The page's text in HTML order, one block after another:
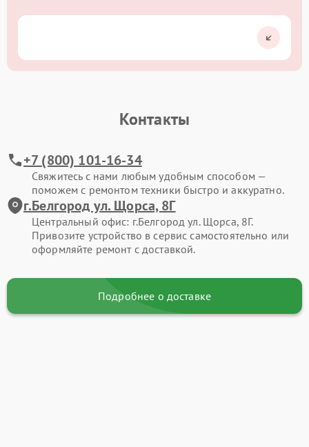
Контакты
+7 (800) 101-16-34
Свяжитесь с нами любым удобным способом —
поможем с ремонтом техники быстро и аккуратно.
г.Белгород ул. Щорса, 8Г
Центральный офис: г.Белгород ул. Щорса, 8Г.
Привозите устройство в сервис самостоятельно или
оформляйте ремонт с доставкой.
Подробнее о доставке